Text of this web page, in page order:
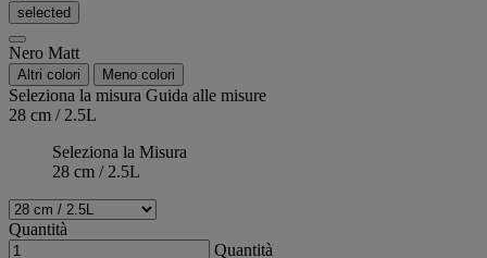
selected
Nero Matt
Altri colori Meno colori
Seleziona la misura Guida alle misure
28 cm / 2.5L
Seleziona la Misura
28 cm / 2.5L
Quantità
Quantità